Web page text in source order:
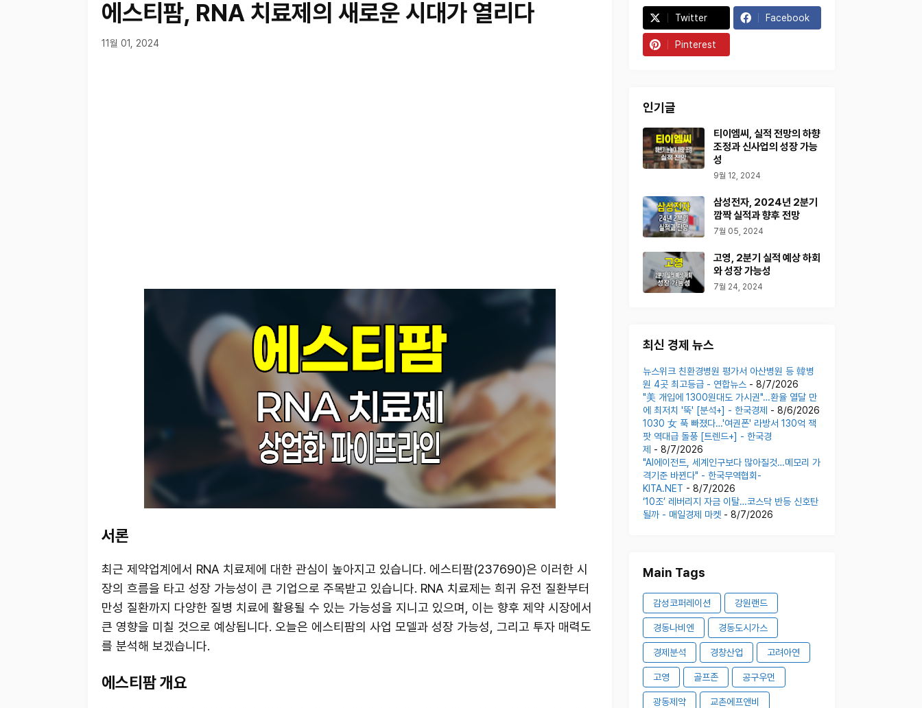
에스티팜, RNA 치료제의 새로운 시대가 열리다
11월 01, 2024
서론
최근 제약업계에서 RNA 치료제에 대한 관심이 높아지고 있습니다. 에스티팜(237690)은 이러한 시
장의 흐름을 타고 성장 가능성이 큰 기업으로 주목받고 있습니다. RNA 치료제는 희귀 유전 질환부터
만성 질환까지 다양한 질병 치료에 활용될 수 있는 가능성을 지니고 있으며, 이는 향후 제약 시장에서
큰 영향을 미칠 것으로 예상됩니다. 오늘은 에스티팜의 사업 모델과 성장 가능성, 그리고 투자 매력도
를 분석해 보겠습니다.
에스티팜 개요
Twitter Facebook
Pinterest
인기글
티이엠씨, 실적 전망의 하향
조정과 신사업의 성장 가능
성
9월 12, 2024
삼성전자, 2024년 2분기
깜짝 실적과 향후 전망
7월 05, 2024
고영, 2분기 실적 예상 하회
와 성장 가능성
7월 24, 2024
최신 경제 뉴스
뉴스위크 친환경병원 평가서 아산병원 등 韓병
원 4곳 최고등급 - 연합뉴스- 8/7/2026
"美 개입에 1300원대도 가시권"…환율 열달 만
에 최저치 '뚝' [분석+] - 한국경제 - 8/6/2026
1030 女 푹 빠졌다…'여권폰' 라방서 130억 잭
팟 역대급 돌풍 [트렌드+] - 한국경
제 - 8/7/2026
"AI에이전트, 세계인구보다 많아질것…메모리 가
격기준 바뀐다" - 한국무역협회-
KITA.NET - 8/7/2026
‘10조’ 레버리지 자금 이탈…코스닥 반등 신호탄
될까 - 매일경제 마켓- 8/7/2026
Main Tags
감성코퍼레이션 강원랜드
경동나비엔 경동도시가스
경제분석 경창산업 고려아연
고영 골프존 공구우먼
광동제약 교촌에프앤비